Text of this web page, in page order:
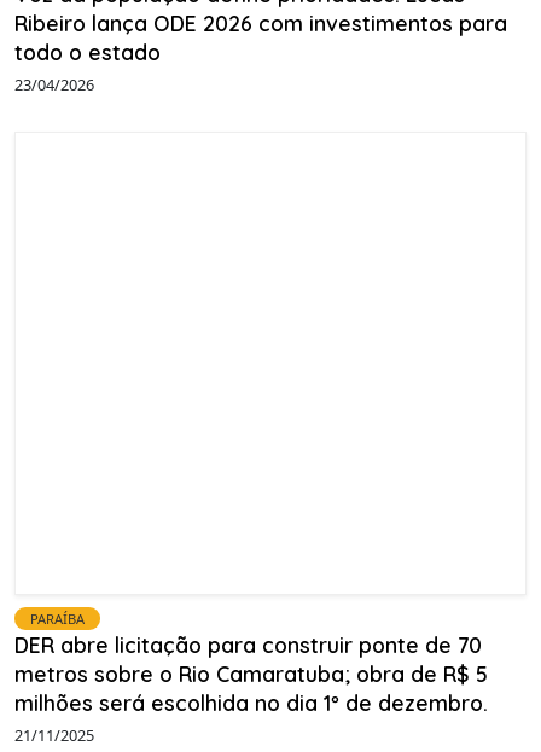
Ribeiro lança ODE 2026 com investimentos para
todo o estado
23/04/2026
PARAÍBA
DER abre licitação para construir ponte de 70
metros sobre o Rio Camaratuba; obra de R$ 5
milhões será escolhida no dia 1º de dezembro.
21/11/2025